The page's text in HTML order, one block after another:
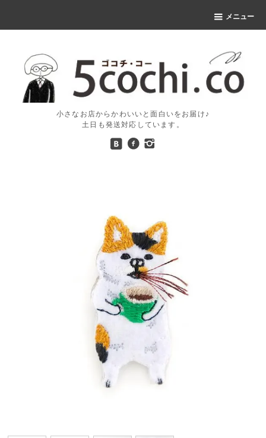
メニュー
小さなお店からかわいいと面白いをお届け♪
土日も発送対応しています。